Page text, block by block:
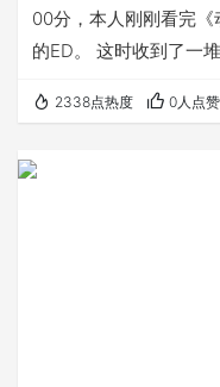
00分，本人刚刚看完
的ED。 这时收到了一
2338点热度 0人点赞